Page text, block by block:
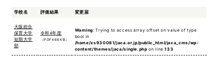
学校名 評価結果 変更届
大阪総合
保育大学
短期大学
部
令和4年度
（PDF466KB）
Warning: Trying to access array offset on value of type
bool in
/home/xs930081/jaca.or.jp/public_html/jaca_cms/wp-
content/themes/jaca/single.php on line133